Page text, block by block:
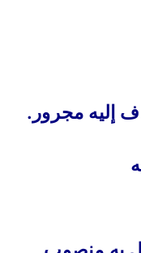
إليه مجرور.